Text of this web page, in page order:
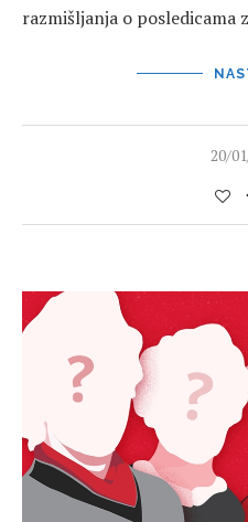
razmišljanja o posledicama
20/